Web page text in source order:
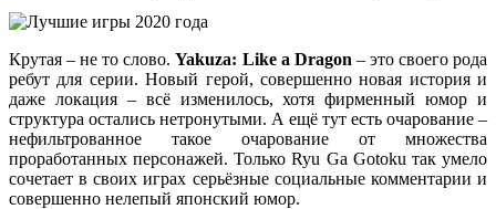
Крутая – не то слово.Yakuza: Like a Dragon – это своего рода
ребут для серии. Новый герой, совершенно новая история и
даже локация – всё изменилось, хотя фирменный юмор и
структура остались нетронутыми. А ещё тут есть очарование –
нефильтрованное такое очарование от множества
проработанных персонажей. Только Ryu Ga Gotoku так умело
сочетает в своих играх серьёзные социальные комментарии и
совершенно нелепый японский юмор.